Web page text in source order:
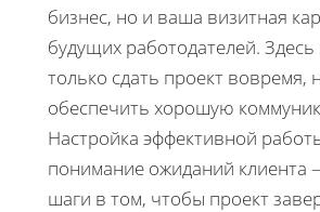
бизнес, но и ваша визитная
будущих работодателей.
только сдать проект вовремя,
обеспечить хорошую
Настройка эффективной
понимание ожиданий
шаги в том, чтобы проект